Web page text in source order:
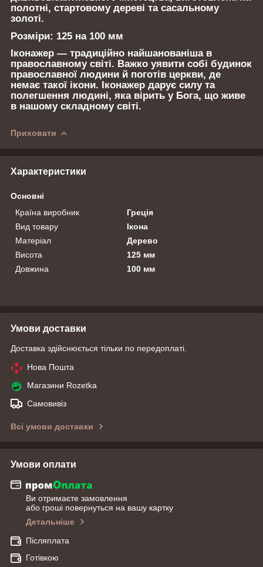
полотні, стартовому дереві та сасальному
золоті.
Розміри: 125 на 100 мм
Іконажер — традиційно найшанованіша в
православному світі. Важко уявити собі будинок
православної людини й поготів церкви, де
немає такої ікони. Іконажер дарує силу та
полегшення людині, яка вірить у Бога, що живе
в нашому складному світі.
Приховати
Характеристики
Основні
Країна виробник
Греція
Вид товару
Ікона
Матеріал
Дерево
Висота
125 мм
Довжина
100 мм
Умови доставки
Доставка здійснюється тільки по передоплаті.
Нова Пошта
Магазини Rozetka
Самовивіз
Всі умови доставки
Умови оплати
Ви отримаєте замовлення
або гроші повернуться на вашу картку
Детальніше
Післяплата
Готівкою